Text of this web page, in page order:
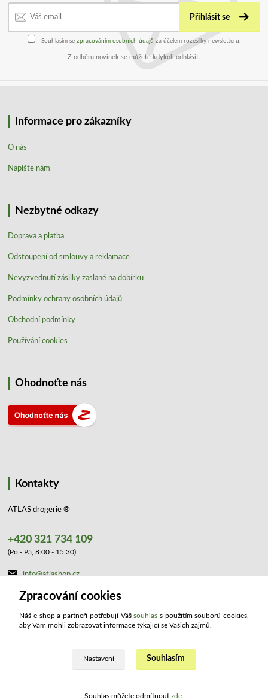
Přihlásit se
Souhlasím se zpracováním osobních údajů za účelem rozesílky newsletteru.
Z odběru novinek se můžete kdykoli odhlásit.
Informace pro zákazníky
O nás
Napište nám
Nezbytné odkazy
Doprava a platba
Odstoupení od smlouvy a reklamace
Nevyzvednutí zásilky zaslané na dobírku
Podmínky ochrany osobních údajů
Obchodní podmínky
Používání cookies
Ohodnoťte nás
Kontakty
ATLAS drogerie ®
+420 321 734 109
(Po - Pá, 8:00 - 15:30)
info@atlashop.cz
Upravit sběr cookies.
2023 ATLAS drogerie ®. Všechna práva vyhrazena.
Zpracování cookies
Náš e-shop a partneři potřebují Vášsouhlas s použitím souborů cookies,
aby Vám mohli zobrazovat informace týkající se Vašich zájmů.
Nastavení Souhlasím
Souhlas můžete odmítnout zde.